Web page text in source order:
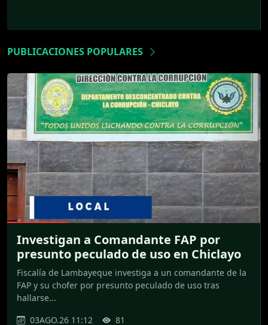
PUBLICACIONES POPULARES
Investigan a Comandante FAP por
presunto peculado de uso en Chiclayo
Fiscalía de Lambayeque investiga a un comandante de la
FAP y su chofer por presunto peculado de uso tras
hallarse...
03AGO.26 11:12
81